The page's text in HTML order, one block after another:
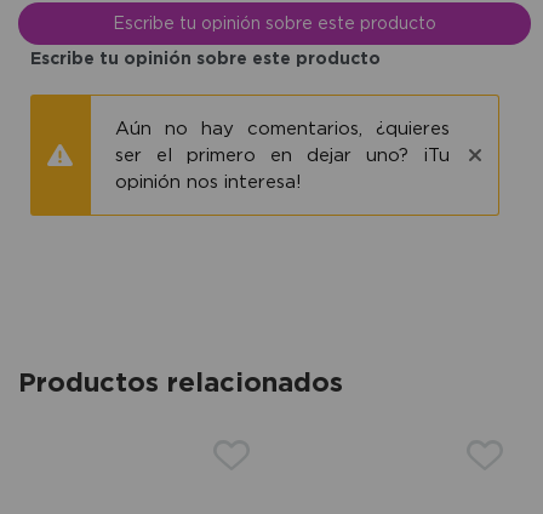
Escribe tu opinión sobre este producto
Escribe tu opinión sobre este producto
Aún no hay comentarios, ¿quieres
ser el primero en dejar uno? ¡Tu
opinión nos interesa!
Productos relacionados